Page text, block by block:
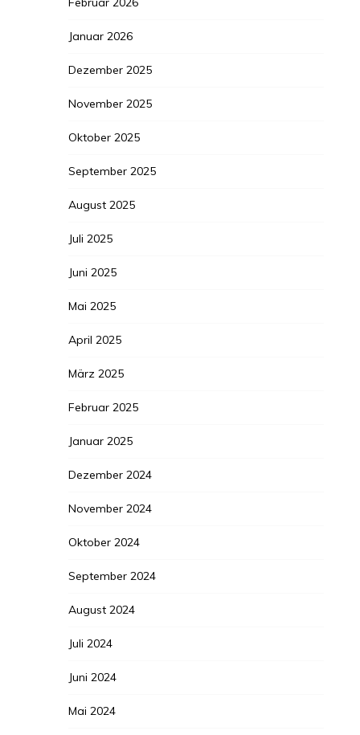
Januar 2026
Dezember 2025
November 2025
Oktober 2025
September 2025
August 2025
Juli 2025
Juni 2025
Mai 2025
April 2025
März 2025
Februar 2025
Januar 2025
Dezember 2024
November 2024
Oktober 2024
September 2024
August 2024
Juli 2024
Juni 2024
Mai 2024